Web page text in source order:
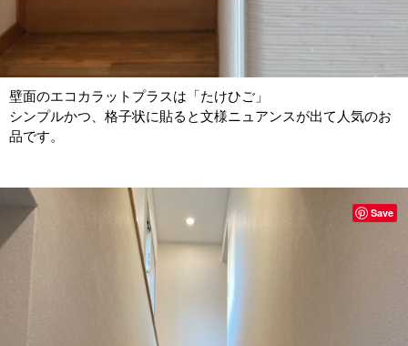
壁面のエコカラットプラスは「たけひご」
シンプルかつ、格子状に貼ると文様ニュアンスが出て人気のお
品です。
Save